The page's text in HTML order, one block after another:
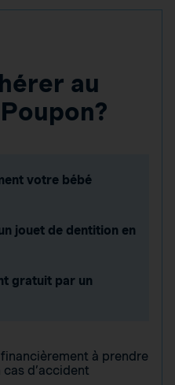
au
votre bébé
jouet de dentition en
gratuit par un
à prendre
d’accident